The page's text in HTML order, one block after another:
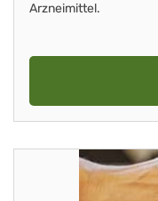
Arzneimittel.